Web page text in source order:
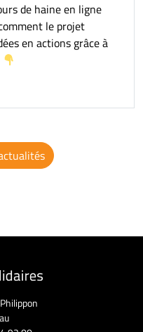
de haine en ligne
le projet
en actions grâce à